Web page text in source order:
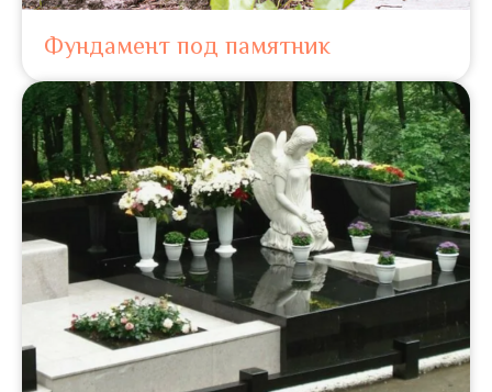
Фундамент под памятник